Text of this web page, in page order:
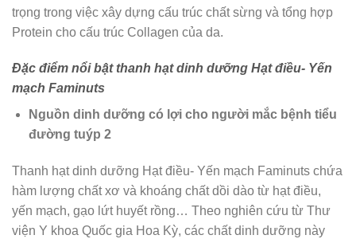
trọng trong việc xây dựng cấu trúc chất sừng và tổng hợp
Protein cho cấu trúc Collagen của da.
Đặc điểm nổi bật thanh hạt dinh dưỡng Hạt điều- Yến
mạch Faminuts
Nguồn dinh dưỡng có lợi cho người mắc bệnh tiểu
đường tuýp 2
Thanh hạt dinh dưỡng Hạt điều- Yến mạch Faminuts chứa
hàm lượng chất xơ và khoáng chất dồi dào từ hạt điều,
yến mạch, gạo lứt huyết rồng… Theo nghiên cứu từ Thư
viện Y khoa Quốc gia Hoa Kỳ, các chất dinh dưỡng này